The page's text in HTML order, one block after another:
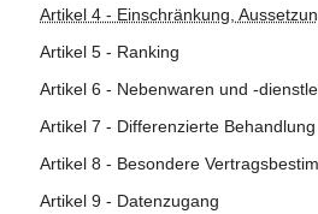
Artikel 4 - Einschränkung,
Artikel 5 - Ranking
Artikel 6 - Nebenwaren und -
Artikel 7 - Differenzierte Behandlung
Artikel 8 - Besondere
Artikel 9 - Datenzugang